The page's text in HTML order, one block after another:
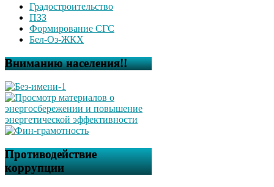
Градостроительство
ПЗЗ
Формирование СГС
Бел-Оз-ЖКХ
Вниманию населения!!
Противодействие
коррупции